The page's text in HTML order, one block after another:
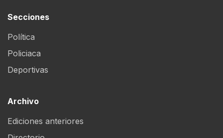
Secciones
Política
Policiaca
Deportivas
Archivo
Ediciones anteriores